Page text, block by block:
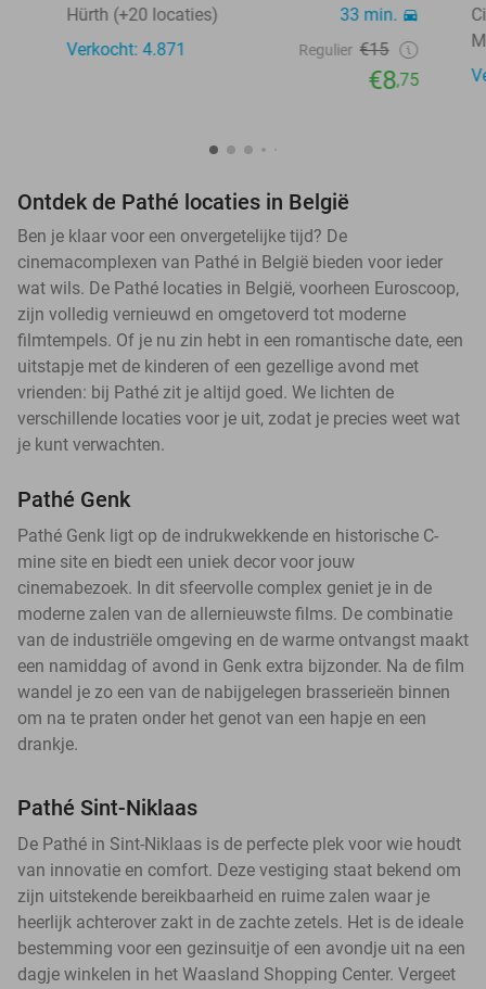
Hürth (+20 locaties)
33 min.
Verkocht: 4.871
Regulier €15
€8,75
Ontdek de Pathé locaties in België
Ben je klaar voor een onvergetelijke tijd? De
cinemacomplexen van Pathé in België bieden voor ieder
wat wils. De Pathé locaties in België, voorheen Euroscoop,
zijn volledig vernieuwd en omgetoverd tot moderne
filmtempels. Of je nu zin hebt in een romantische date, een
uitstapje met de kinderen of een gezellige avond met
vrienden: bij Pathé zit je altijd goed. We lichten de
verschillende locaties voor je uit, zodat je precies weet wat
je kunt verwachten.
Pathé Genk
Pathé Genk ligt op de indrukwekkende en historische C-
mine site en biedt een uniek decor voor jouw
cinemabezoek. In dit sfeervolle complex geniet je in de
moderne zalen van de allernieuwste films. De combinatie
van de industriële omgeving en de warme ontvangst maakt
een namiddag of avond in Genk extra bijzonder. Na de film
wandel je zo een van de nabijgelegen brasserieën binnen
om na te praten onder het genot van een hapje en een
drankje.
Pathé Sint-Niklaas
De Pathé in Sint-Niklaas is de perfecte plek voor wie houdt
van innovatie en comfort. Deze vestiging staat bekend om
zijn uitstekende bereikbaarheid en ruime zalen waar je
heerlijk achterover zakt in de zachte zetels. Het is de ideale
bestemming voor een gezinsuitje of een avondje uit na een
dagje winkelen in het Waasland Shopping Center. Vergeet